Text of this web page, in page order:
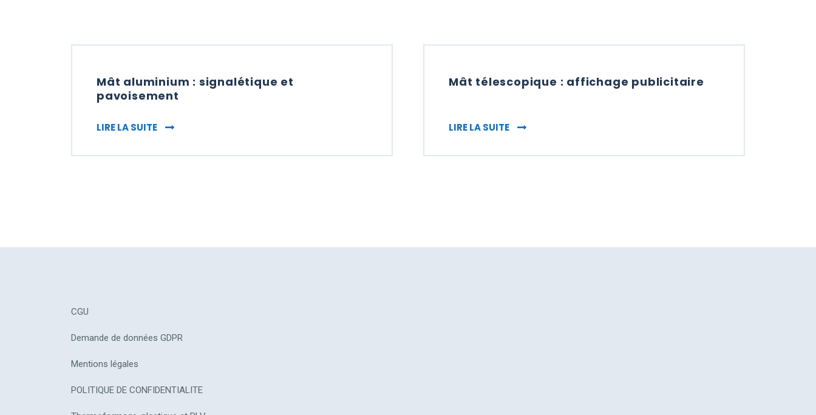
Mât aluminium : signalétique et
pavoisement
LIRE LA SUITE MÂT ALUMINIUM : SIGNALÉTIQUE ET PAVOISEMENT
Mât télescopique : affichage publicitaire
LIRE LA SUITE MÂT TÉLESCOPIQUE : AFFICHAGE PUBLICITAIRE
CGU
Demande de données GDPR
Mentions légales
POLITIQUE DE CONFIDENTIALITE